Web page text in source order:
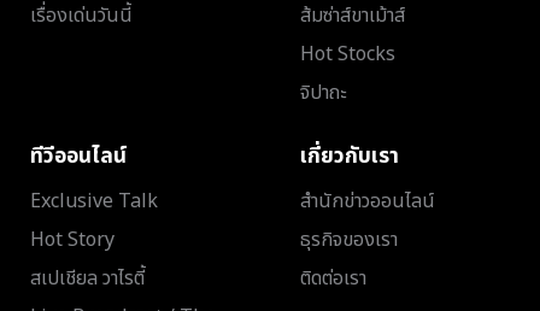
เรื่องเด่นวันนี้
ส้มซ่าส์ขาเม้าส์
Hot Stocks
จิปาถะ
ทีวีออนไลน์
Exclusive Talk
Hot Story
สเปเชียล วาไรตี้
เกี่ยวกับเรา
สำนักข่าวออนไลน์
ธุรกิจของเรา
ติดต่อเรา